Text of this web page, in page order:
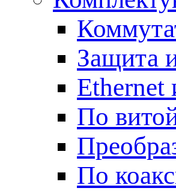
Защита
Ethernet
По
По